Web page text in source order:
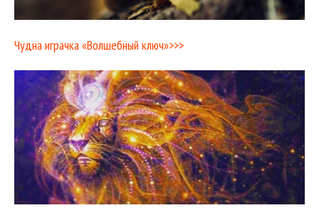
Чудна играчка «Волшебный ключ»>>>